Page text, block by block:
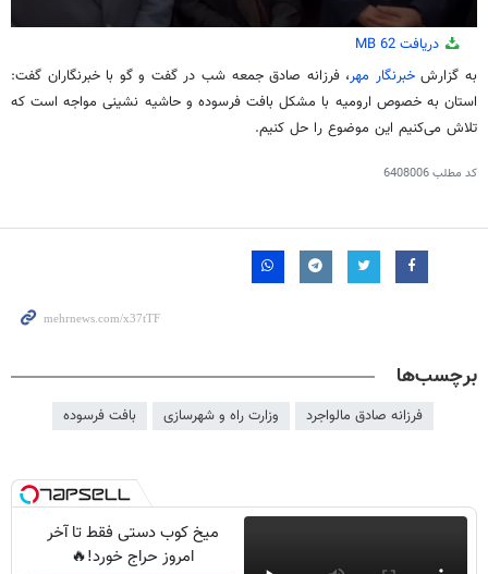
0
of
1
minute,
دریافت 62 MB
به گزارشخبرنگار مهر، فرزانه صادق جمعه شب در گفت وگو با خبرنگاران گفت:
استان به خصوص ارومیه با مشکل بافت فرسوده و حاشیه نشینی مواجه است که
تلاش می‌کنیم این موضوع را حل کنیم.
کد مطلب6408006
برچسب‌ها
فرزانه صادق مالواجرد وزارت راه و شهرسازی بافت فرسوده
میخ کوب دستی فقط تا آخر
امروز حراج خورد!🔥